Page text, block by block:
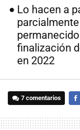
Lo hacen a
finalización
en 2022
7 comentarios